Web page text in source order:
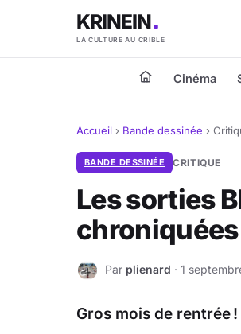
KRINEIN
LA CULTURE AU CRIBLE
Cinéma
Accueil › Bande dessinée ›
BANDE DESSINÉE CRITIQUE
Les sorties
chroniquées
P Par plienard · 1
Gros mois de rentrée !